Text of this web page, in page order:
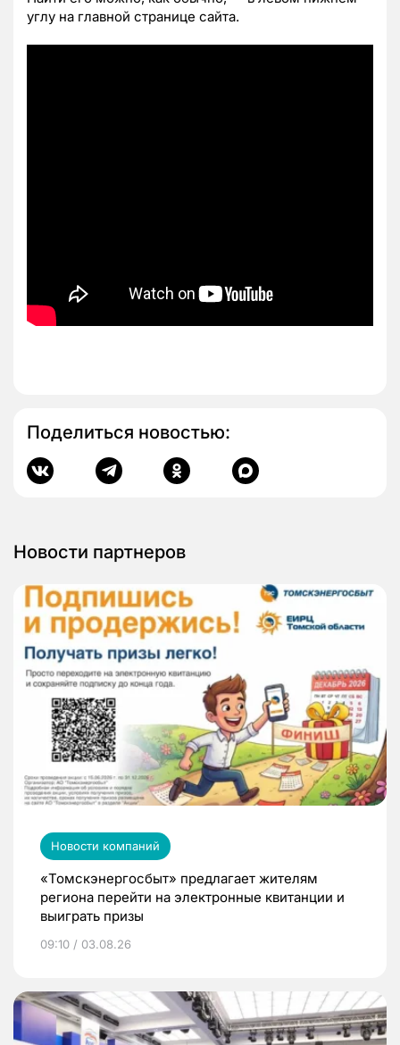
углу на главной странице сайта.
Поделиться новостью:
Новости партнеров
Новости компаний
«Томскэнергосбыт» предлагает жителям
региона перейти на электронные квитанции и
выиграть призы
09:10 / 03.08.26